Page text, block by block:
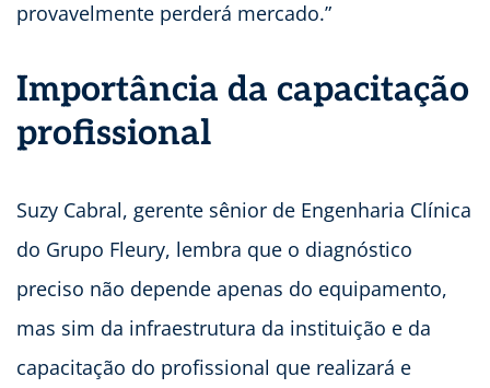
provavelmente perderá mercado.”
Importância da capacitação
profissional
Suzy Cabral, gerente sênior de Engenharia Clínica
do Grupo Fleury, lembra que o diagnóstico
preciso não depende apenas do equipamento,
mas sim da infraestrutura da instituição e da
capacitação do profissional que realizará e